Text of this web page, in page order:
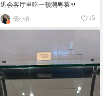
迅会客厅里吃一顿潮粤菜🍴
偲小卉 15